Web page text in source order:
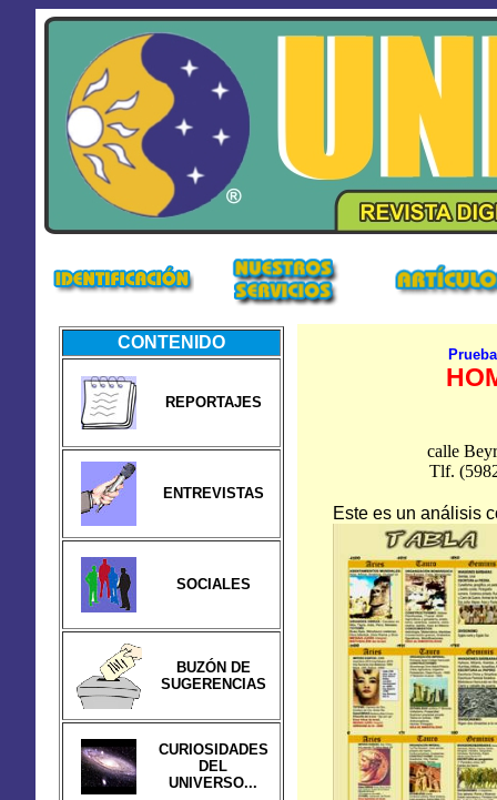
CONTENIDO
REPORTAJES
ENTREVISTAS
SOCIALES
BUZÓN DE
SUGERENCIAS
CURIOSIDADES
DEL
UNIVERSO...
calle
Tlf.
Este es un análisis